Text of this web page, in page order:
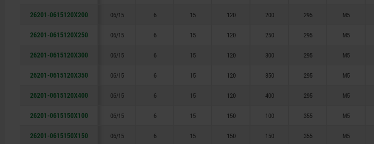
26201-0615120X200 06/15 6 15 120 200 295 M5
26201-0615120X250 06/15 6 15 120 250 295 M5
26201-0615120X300 06/15 6 15 120 300 295 M5
26201-0615120X350 06/15 6 15 120 350 295 M5
26201-0615120X400 06/15 6 15 120 400 295 M5
26201-0615150X100 06/15 6 15 150 100 355 M5
26201-0615150X150 06/15 6 15 150 150 355 M5